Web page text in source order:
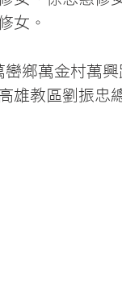
女。
鄉萬金村萬
雄教區劉振忠